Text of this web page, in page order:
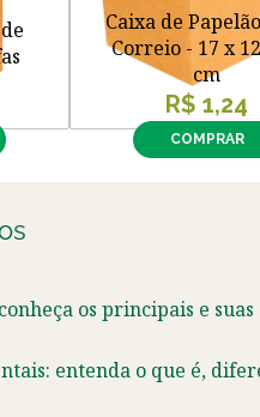
Caixa de
Correio - 17 x
cm
R$ 1,24
COMPRAR
os principais e suas
entenda o que é,